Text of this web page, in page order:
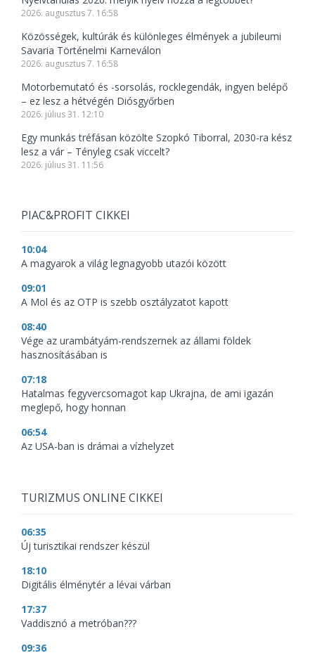
2026. augusztus 7. 16:58
Közösségek, kultúrák és különleges élmények a jubileumi
Savaria Történelmi Karneválon
2026. augusztus 7. 16:58
Motorbemutató és -sorsolás, rocklegendák, ingyen belépő
– ez lesz a hétvégén Diósgyőrben
2026. július 31. 12:10
Egy munkás tréfásan közölte Szopkó Tiborral, 2030-ra kész
lesz a vár – Tényleg csak viccelt?
2026. július 31. 11:56
PIAC&PROFIT CIKKEI
10:04
A magyarok a világ legnagyobb utazói között
09:01
A Mol és az OTP is szebb osztályzatot kapott
08:40
Vége az urambátyám-rendszernek az állami földek
hasznosításában is
07:18
Hatalmas fegyvercsomagot kap Ukrajna, de ami igazán
meglepő, hogy honnan
06:54
Az USA-ban is drámai a vízhelyzet
TURIZMUS ONLINE CIKKEI
06:35
Új turisztikai rendszer készül
18:10
Digitális élménytér a lévai várban
17:37
Vaddisznó a metróban???
09:36